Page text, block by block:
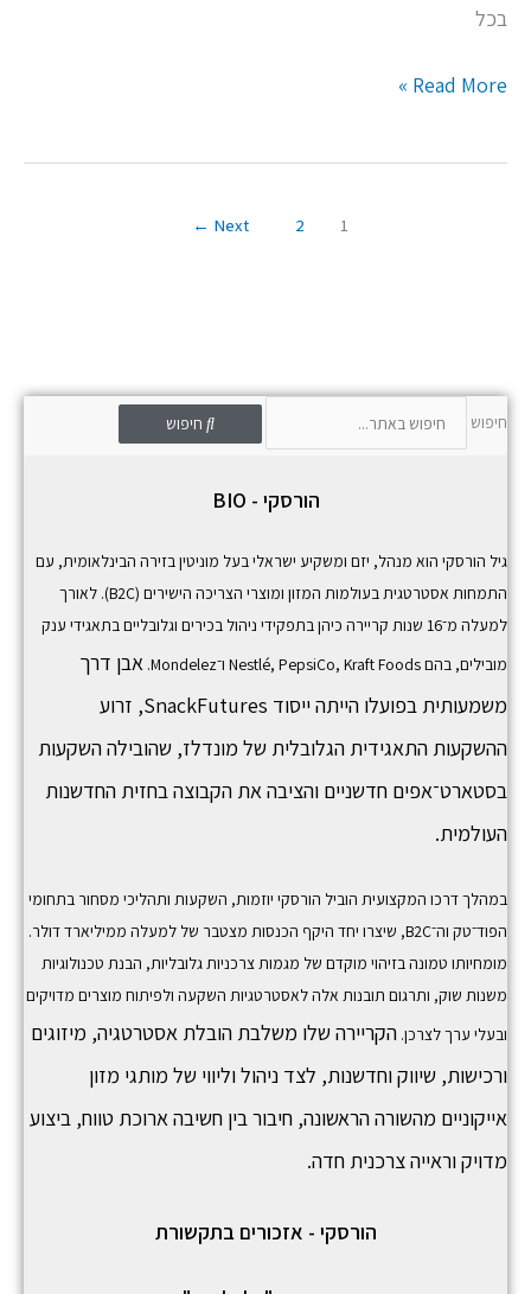
בכל
Read More »
1
2
Next
←
חיפוש חיפוש
הורסקי - BIO
גיל הורסקי הוא מנהל, יזם ומשקיע ישראלי בעל מוניטין בזירה הבינלאומית, עם
התמחות אסטרטגית בעולמות המזון ומוצרי הצריכה הישירים (B2C). לאורך
למעלה מ־16 שנות קריירה כיהן בתפקידי ניהול בכירים וגלובליים בתאגידי ענק
מובילים, בהם
Nestlé, PepsiCo, Kraft Foods ו־Mondelez
. אבן דרך
משמעותית בפועלו הייתה ייסוד SnackFutures, זרוע
ההשקעות התאגידית הגלובלית של מונדלז, שהובילה השקעות
בסטארט־אפים חדשניים והציבה את הקבוצה בחזית החדשנות
העולמית.
במהלך דרכו המקצועית הוביל הורסקי יוזמות, השקעות ותהליכי מסחור בתחומי
הפוד־טק וה־B2C, שיצרו יחד היקף הכנסות מצטבר של למעלה ממיליארד דולר.
מומחיותו טמונה בזיהוי מוקדם של מגמות צרכניות גלובליות, הבנת טכנולוגיות
משנות שוק, ותרגום תובנות אלה לאסטרטגיות השקעה ולפיתוח מוצרים מדויקים
ובעלי ערך לצרכן. הקריירה שלו משלבת הובלת אסטרטגיה, מיזוגים
ורכישות, שיווק וחדשנות, לצד ניהול וליווי של מותגי מזון
אייקוניים מהשורה הראשונה, חיבור בין חשיבה ארוכת טווח, ביצוע
מדויק וראייה צרכנית חדה.
הורסקי - אזכורים בתקשורת